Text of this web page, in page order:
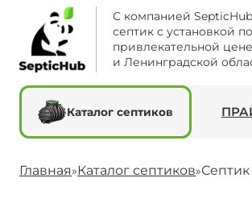
С компанией
септик с установкой
привлекательной
и Ленинградской
Каталог септиков
Главная»Каталог септиков»Септик